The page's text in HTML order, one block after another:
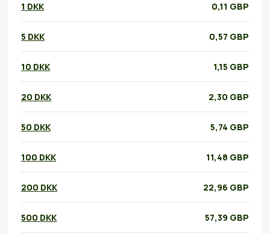
1 DKK 0,11 GBP
5 DKK 0,57 GBP
10 DKK 1,15 GBP
20 DKK 2,30 GBP
50 DKK 5,74 GBP
100 DKK 11,48 GBP
200 DKK 22,96 GBP
500 DKK 57,39 GBP